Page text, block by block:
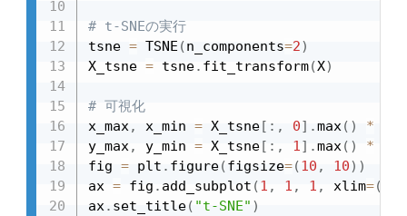
# t-SNEの実行
tsne = TSNE(n_components=2)
X_tsne = tsne. fit_transform(X)
# 可視化
x_max, x_min = X_tsne[ : , 0] .max( ) *
y_max, y_min = X_tsne[ : , 1] .max( ) *
fig = plt . figure(figsize=(10 , 10) )
ax = fig . add_subplot (1 , 1 , 1 , xlim=(
ax. set_title( "t-SNE" )